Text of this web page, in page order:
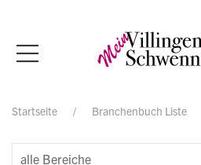
Startseite Branchenbuch Liste